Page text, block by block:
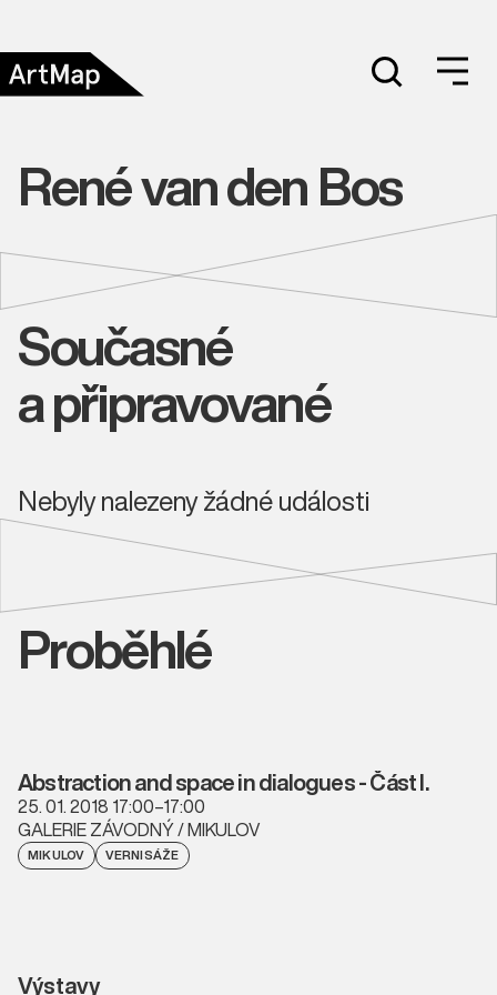
René van den Bos
Současné
a připravované
Nebyly nalezeny žádné události
Proběhlé
Abstraction and space in dialogues - Část I.
25. 01. 2018 17:00–17:00
GALERIE ZÁVODNÝ / MIKULOV
MIKULOV VERNISÁŽE
Výstavy